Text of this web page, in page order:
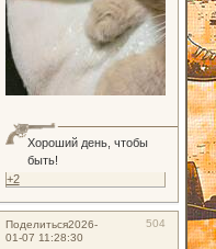
Хороший день, чтобы
быть!
+2
Поделиться 504
2026-
01-07 11:28:30